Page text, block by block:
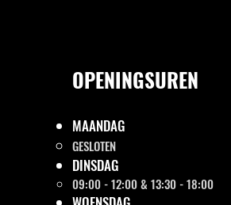
OPENINGSUREN
MAANDAG
GESLOTEN
DINSDAG
09:00 - 12:00 & 13:30 - 18:00